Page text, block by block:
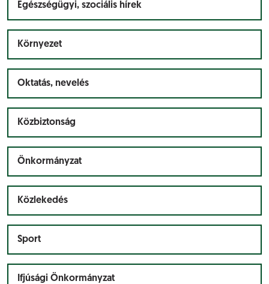
Egészségügyi, szociális hírek
Környezet
Oktatás, nevelés
Közbiztonság
Önkormányzat
Közlekedés
Sport
Ifjúsági Önkormányzat